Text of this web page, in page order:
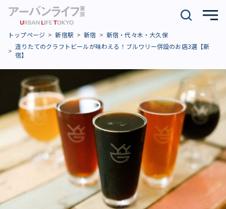
トップページ 新宿駅 新宿
新宿・代々木・大久保
造りたてのクラフトビールが味わえる！ブルワリー併設のお店3選【新
宿】